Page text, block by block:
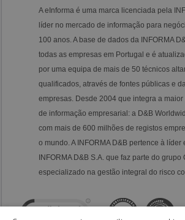
A eInforma é uma marca licenciada pela
líder no mercado de informação para
100 anos. A base de dados da INFORMA
todas as empresas em Portugal e é
por uma equipa de mais de 50 técnicos
qualificados, através de fontes públicas e
empresas. Desde 2004 que integra a maior
de informação empresarial: a D&B
com mais de 600 milhões de registos
o mundo. A INFORMA D&B pertence à líder
INFORMA D&B S.A. que faz parte do grupo
especializado na gestão integral do risco